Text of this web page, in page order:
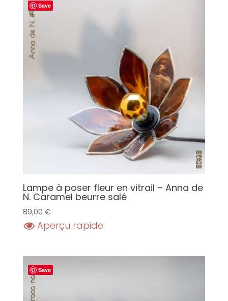
Save
Lampe à poser fleur en vitrail – Anna de
N. Caramel beurre salé
89,00 €
Aperçu rapide
Save